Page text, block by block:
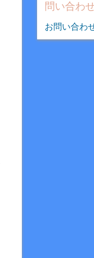
問い合わ
お問い合わ